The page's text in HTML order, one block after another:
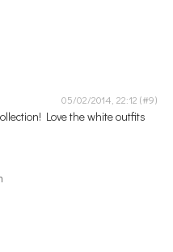
05/02/2014, 22:12
Love the white outfits